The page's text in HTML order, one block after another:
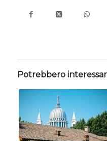
Potrebbero